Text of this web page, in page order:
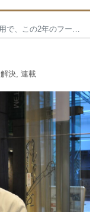
俺の（株）専務執行役員 神木亮さんに伺う
決, 連載